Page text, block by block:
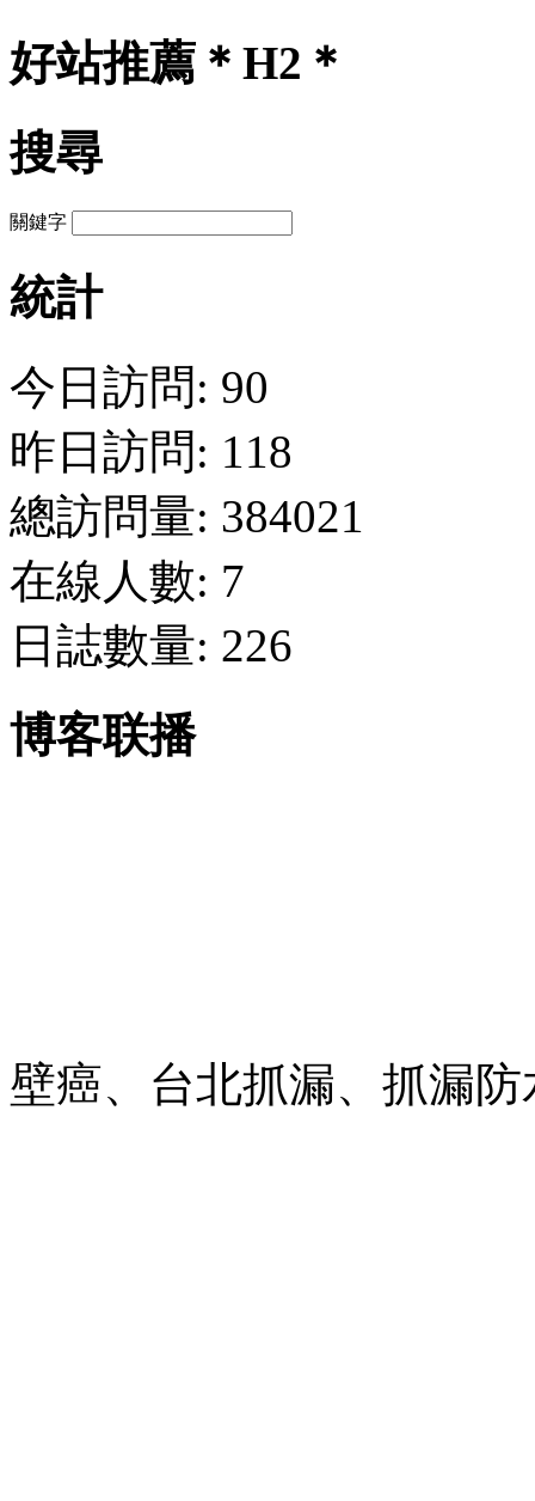
好站推薦＊H2＊
搜尋
關鍵字
統計
今日訪問: 90
昨日訪問: 118
總訪問量: 384021
在線人數: 7
日誌數量: 226
博客联播
壁癌、台北抓漏、抓漏防